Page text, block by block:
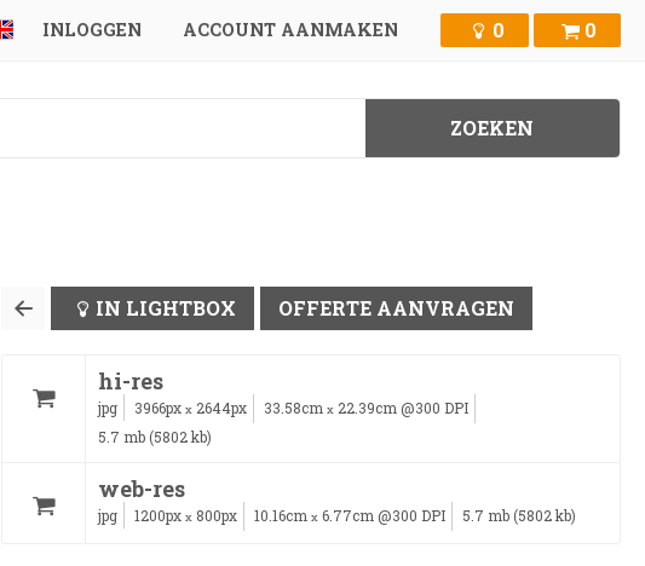
INLOGGEN ACCOUNT AANMAKEN 0 0
IN LIGHTBOX OFFERTE AANVRAGEN
hi-res
jpg 3966px x 2644px 33.58cm x 22.39cm @300 DPI
5.7 mb (5802 kb)
web-res
jpg 1200px x 800px 10.16cm x 6.77cm @300 DPI 5.7 mb (5802 kb)